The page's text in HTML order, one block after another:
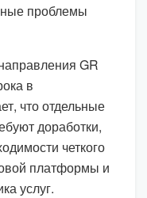
проблемы
GR
в
что отдельные
доработки,
четкого
платформы и
услуг.